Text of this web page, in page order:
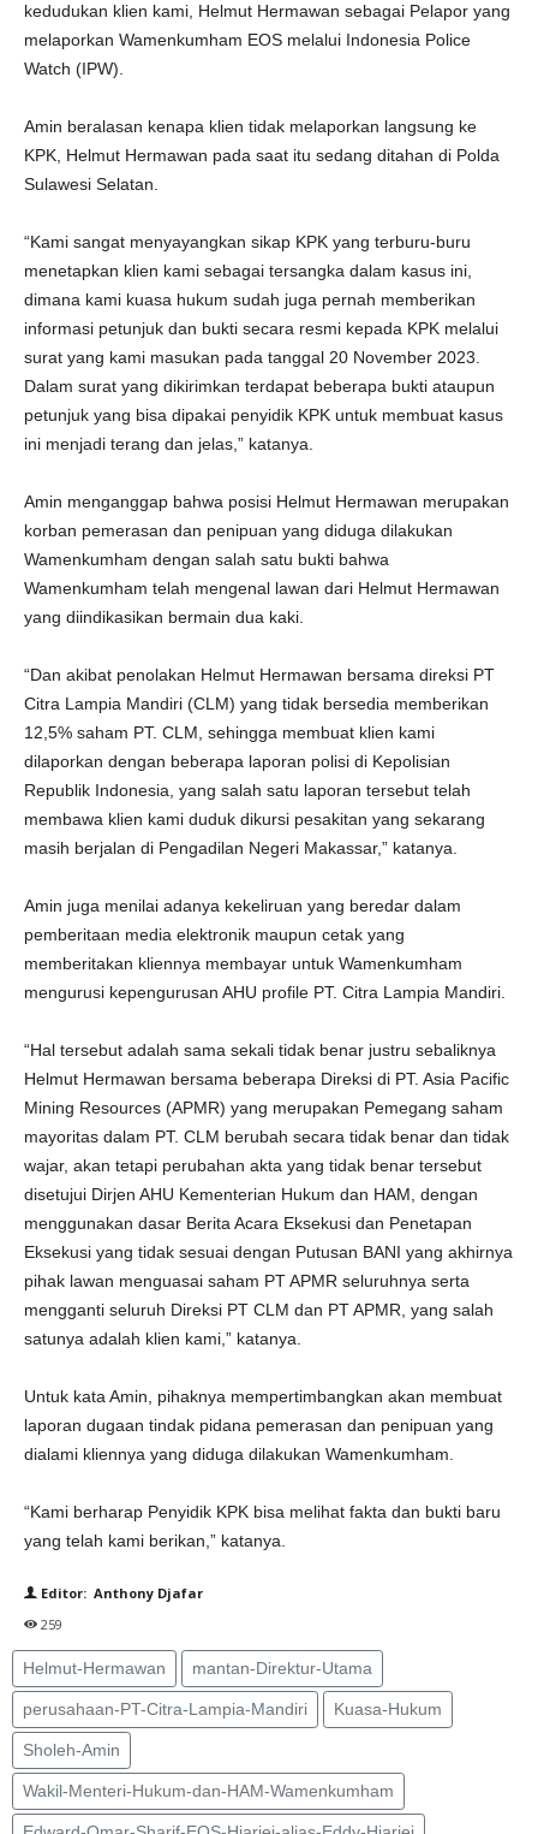
kedudukan klien kami, Helmut Hermawan sebagai Pelapor yang
melaporkan Wamenkumham EOS melalui Indonesia Police
Watch (IPW).
Amin beralasan kenapa klien tidak melaporkan langsung ke
KPK, Helmut Hermawan pada saat itu sedang ditahan di Polda
Sulawesi Selatan.
“Kami sangat menyayangkan sikap KPK yang terburu-buru
menetapkan klien kami sebagai tersangka dalam kasus ini,
dimana kami kuasa hukum sudah juga pernah memberikan
informasi petunjuk dan bukti secara resmi kepada KPK melalui
surat yang kami masukan pada tanggal 20 November 2023.
Dalam surat yang dikirimkan terdapat beberapa bukti ataupun
petunjuk yang bisa dipakai penyidik KPK untuk membuat kasus
ini menjadi terang dan jelas,” katanya.
Amin menganggap bahwa posisi Helmut Hermawan merupakan
korban pemerasan dan penipuan yang diduga dilakukan
Wamenkumham dengan salah satu bukti bahwa
Wamenkumham telah mengenal lawan dari Helmut Hermawan
yang diindikasikan bermain dua kaki.
“Dan akibat penolakan Helmut Hermawan bersama direksi PT
Citra Lampia Mandiri (CLM) yang tidak bersedia memberikan
12,5% saham PT. CLM, sehingga membuat klien kami
dilaporkan dengan beberapa laporan polisi di Kepolisian
Republik Indonesia, yang salah satu laporan tersebut telah
membawa klien kami duduk dikursi pesakitan yang sekarang
masih berjalan di Pengadilan Negeri Makassar,” katanya.
Amin juga menilai adanya kekeliruan yang beredar dalam
pemberitaan media elektronik maupun cetak yang
memberitakan kliennya membayar untuk Wamenkumham
mengurusi kepengurusan AHU profile PT. Citra Lampia Mandiri.
“Hal tersebut adalah sama sekali tidak benar justru sebaliknya
Helmut Hermawan bersama beberapa Direksi di PT. Asia Pacific
Mining Resources (APMR) yang merupakan Pemegang saham
mayoritas dalam PT. CLM berubah secara tidak benar dan tidak
wajar, akan tetapi perubahan akta yang tidak benar tersebut
disetujui Dirjen AHU Kementerian Hukum dan HAM, dengan
menggunakan dasar Berita Acara Eksekusi dan Penetapan
Eksekusi yang tidak sesuai dengan Putusan BANI yang akhirnya
pihak lawan menguasai saham PT APMR seluruhnya serta
mengganti seluruh Direksi PT CLM dan PT APMR, yang salah
satunya adalah klien kami,” katanya.
Untuk kata Amin, pihaknya mempertimbangkan akan membuat
laporan dugaan tindak pidana pemerasan dan penipuan yang
dialami kliennya yang diduga dilakukan Wamenkumham.
“Kami berharap Penyidik KPK bisa melihat fakta dan bukti baru
yang telah kami berikan,” katanya.
Editor: Anthony Djafar
259
Helmut-Hermawan mantan-Direktur-Utama
perusahaan-PT-Citra-Lampia-Mandiri Kuasa-Hukum
Sholeh-Amin
Wakil-Menteri-Hukum-dan-HAM-Wamenkumham